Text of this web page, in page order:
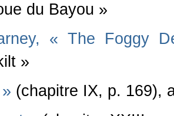
du Bayou »
« The Foggy
»
(chapitre IX, p. 169),